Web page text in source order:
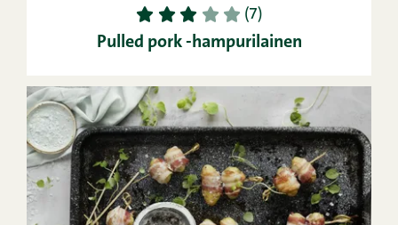
1 2 3 4 5 (7)
Pulled pork -hampurilainen